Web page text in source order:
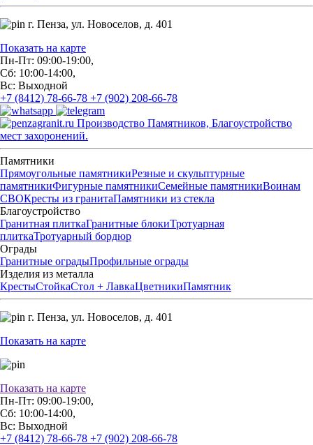
г. Пенза, ул. Новоселов, д. 401
Показать на карте
Пн-Пт: 09:00-19:00,
Сб: 10:00-14:00,
Вс: Выходной
+7 (8412) 78-66-78 +7 (902) 208-66-78
Производство Памятников, Благоустройство
мест захоронений.
Памятники
Прямоугольные памятникиРезные и скульптурные
памятникиФигурные памятникиСемейные памятникиВоинам
СВОКресты из гранитаПамятники из стекла
Благоустройство
Гранитная плиткаГранитные блокиТротуарная
плиткаТротуарный бордюр
Ограды
Гранитные оградыПрофильные ограды
Изделия из металла
КрестыСтойкаСтол + ЛавкаЦветникиПамятник
г. Пенза, ул. Новоселов, д. 401
Показать на карте
Показать на карте
Пн-Пт: 09:00-19:00,
Сб: 10:00-14:00,
Вс: Выходной
+7 (8412) 78-66-78 +7 (902) 208-66-78